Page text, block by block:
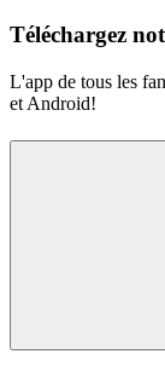
Téléchargez
L'app de tous les
et Android!